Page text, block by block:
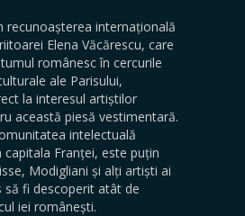
recunoașterea internațională
Elena Văcărescu, care
românesc în cercurile
ale Parisului,
la interesul artiștilor
această piesă vestimentară.
intelectuală
Franței, este puțin
Modigliani și alți artiști ai
să fi descoperit atât de
iei românești.